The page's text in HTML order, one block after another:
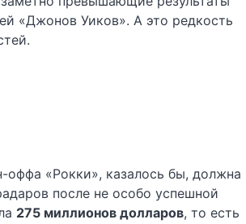
«Джонов Уиков». А это редкость
оффа «Рокки», казалось бы, должна
после не особо успешной
275 миллионов долларов, то есть